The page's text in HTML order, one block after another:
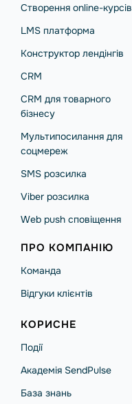
Створення online-курсів
LMS платформа
Конструктор лендінгів
CRM
CRM для товарного
бізнесу
Мультипосилання для
соцмереж
SMS розсилка
Viber розсилка
Web push сповіщення
ПРО КОМПАНІЮ
Команда
Відгуки клієнтів
КОРИСНЕ
Події
Академія SendPulse
База знань